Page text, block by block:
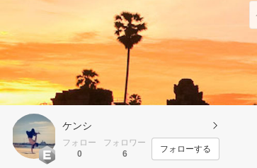
ケンシ
フォロー
0
フォロワー
6
フォローする